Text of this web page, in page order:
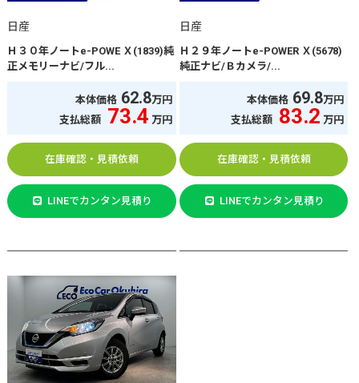
日産
Ｈ３０年ノートe-POWE Ｘ(1839)純
正メモリーナビ/フル...
本体価格 62.8万円
支払総額 73.4 万円
在庫確認・見積依頼
LINEでカンタン見積り
日産
Ｈ２９年ノートe-POWER Ｘ(5678)
純正ナビ/Ｂカメラ/...
本体価格 69.8万円
支払総額 83.2 万円
在庫確認・見積依頼
LINEでカンタン見積り